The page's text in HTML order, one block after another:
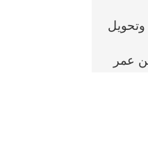
وتحويل
عمر